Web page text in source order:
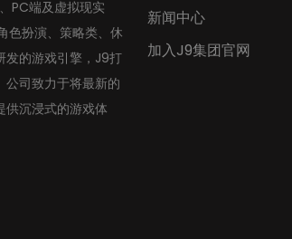
PC端及虚拟现实
色扮演、策略类、休
发的游戏引擎，J9打
公司致力于将最新的
供沉浸式的游戏体
新闻中心
加入J9集团官网